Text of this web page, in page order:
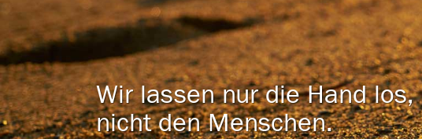
Wir lassen nur die Hand los,
nicht den Menschen.